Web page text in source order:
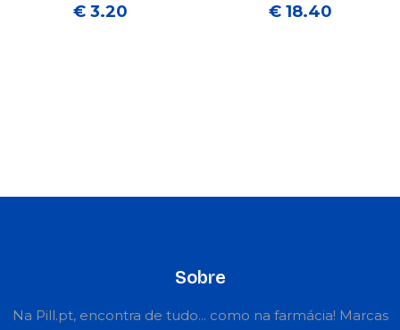
€ 3.20
€ 18.40
Sobre
Na Pill.pt, encontra de tudo... como na farmácia! Marcas